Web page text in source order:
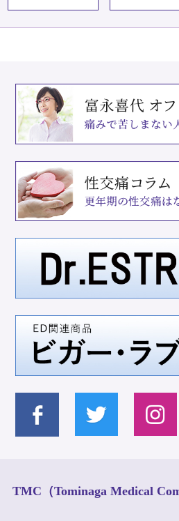
TMC（Tominaga Medical